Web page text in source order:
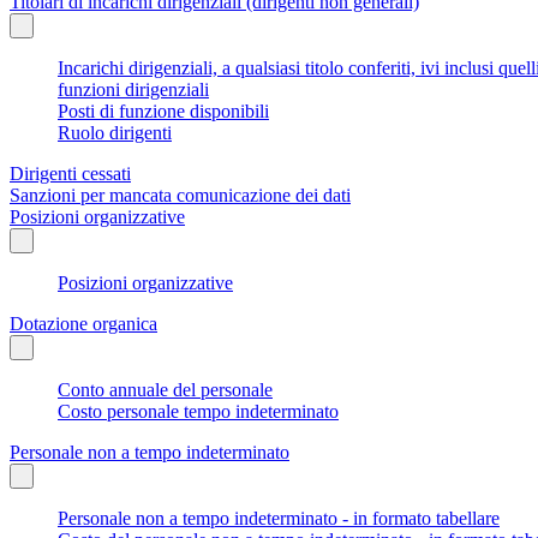
Incarichi dirigenziali, a qualsiasi titolo conferiti, ivi inclusi
funzioni dirigenziali
Posti di funzione disponibili
Ruolo dirigenti
Dirigenti cessati
Sanzioni per mancata comunicazione dei dati
Posizioni organizzative
Posizioni organizzative
Dotazione organica
Conto annuale del personale
Costo personale tempo indeterminato
Personale non a tempo indeterminato
Personale non a tempo indeterminato - in formato tabellare